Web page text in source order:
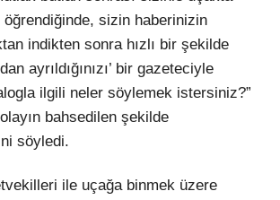
öğrendiğinde, sizin haberinizin
indikten sonra hızlı bir şekilde
ayrıldığınızı’ bir gazeteciyle
ilgili neler söylemek istersiniz?”
bahsedilen şekilde
söyledi.
ile uçağa binmek üzere